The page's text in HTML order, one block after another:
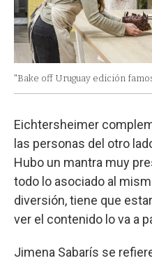
"Bake off Uruguay edición
Eichtersheimer
las personas del otro
Hubo un mantra muy
todo lo asociado al
diversión, tiene que
ver el contenido lo va a
Jimena Sabarís se